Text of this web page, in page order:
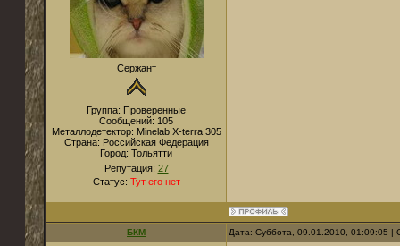
Сержант
Группа: Проверенные
Сообщений: 105
Металлодетектор: Minelab X-terra 305
Страна: Российская Федерация
Город: Тольятти
Репутация: 27
Статус: Тут его нет
БКМ Дата: Суббота, 09.01.2010, 01:09:05